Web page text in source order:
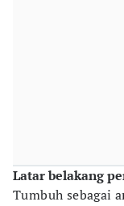
Latar belakang
Tumbuh sebagai